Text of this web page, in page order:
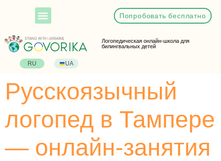
Попробовать бесплатно
Логопедическая онлайн-школа для
билингвальных детей
RU UA
Русскоязычный
логопед в Тампере
— онлайн-занятия